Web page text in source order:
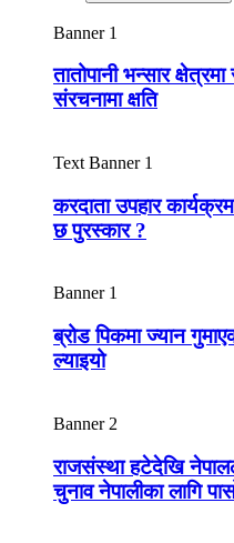
Banner 1
तातोपानी भन्सार
संरचनामा क्षति
Text Banner 1
करदाता उपहार
छ पुरस्कार ?
Banner 1
ब्रोड पिकमा ज्यान
ल्याइयो
Banner 2
राजसंस्था हटेदेखि
चुनाव नेपालीका लागि